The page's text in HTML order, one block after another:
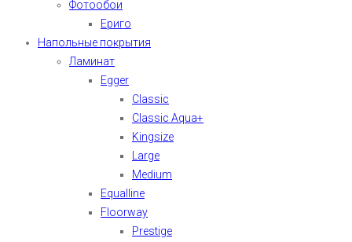
Фотообои
Ериго
Напольные покрытия
Ламинат
Egger
Classic
Classic Aqua+
Kingsize
Large
Medium
Equalline
Floorway
Prestige